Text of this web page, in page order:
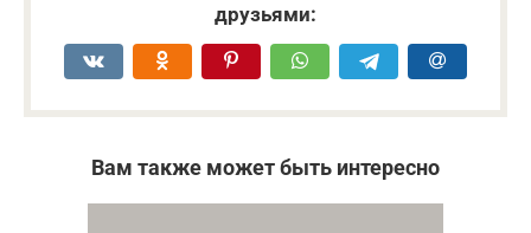
друзьями:
Вам также может быть интересно